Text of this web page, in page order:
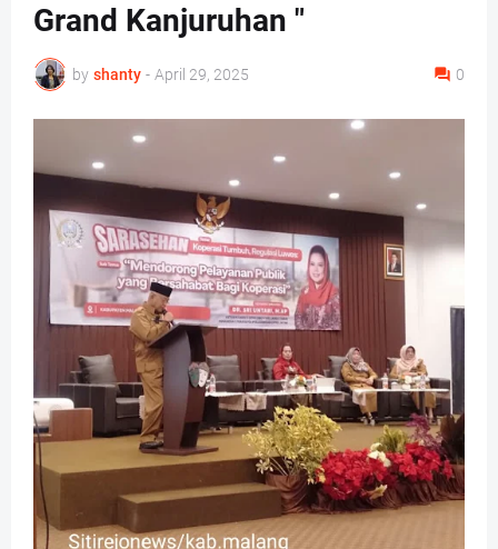
Grand Kanjuruhan "
by shanty - April 29, 2025 0